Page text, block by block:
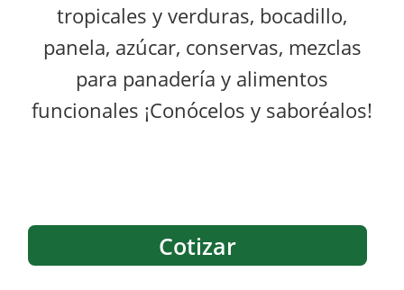
tropicales y verduras, bocadillo,
panela, azúcar, conservas, mezclas
para panadería y alimentos
funcionales ¡Conócelos y saboréalos!
Cotizar